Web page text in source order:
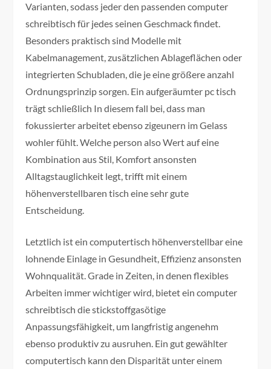
Varianten, sodass jeder den passenden computer
schreibtisch für jedes seinen Geschmack findet.
Besonders praktisch sind Modelle mit
Kabelmanagement, zusätzlichen Ablageflächen oder
integrierten Schubladen, die je eine größere anzahl
Ordnungsprinzip sorgen. Ein aufgeräumter pc tisch
trägt schließlich In diesem fall bei, dass man
fokussierter arbeitet ebenso zigeunern im Gelass
wohler fühlt. Welche person also Wert auf eine
Kombination aus Stil, Komfort ansonsten
Alltagstauglichkeit legt, trifft mit einem
höhenverstellbaren tisch eine sehr gute
Entscheidung.
Letztlich ist ein computertisch höhenverstellbar eine
lohnende Einlage in Gesundheit, Effizienz ansonsten
Wohnqualität. Grade in Zeiten, in denen flexibles
Arbeiten immer wichtiger wird, bietet ein computer
schreibtisch die stickstoffgasötige
Anpassungsfähigkeit, um langfristig angenehm
ebenso produktiv zu ausruhen. Ein gut gewählter
computertisch kann den Disparität unter einem